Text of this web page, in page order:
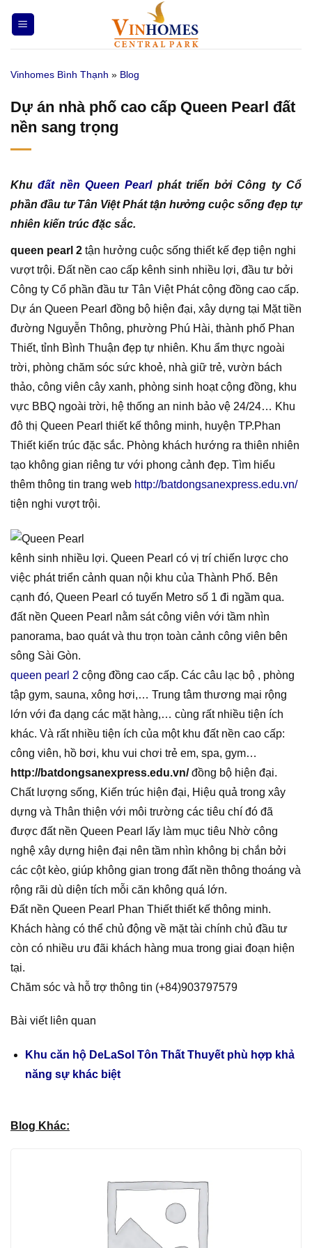
qua
nội
Vinhomes Bình Thạnh » Blog
Dự án nhà phố cao cấp Queen Pearl đất
nền sang trọng
Khuđất nền Queen Pearlphát triển bởi Công ty Cổ
phần đầu tư Tân Việt Phát tận hưởng cuộc sống đẹp tự
nhiên kiến trúc đặc sắc.
queen pearl 2 tận hưởng cuộc sống thiết kế đẹp tiện nghi
vượt trội. Đất nền cao cấp kênh sinh nhiều lợi, đầu tư bởi
Công ty Cổ phần đầu tư Tân Việt Phát cộng đồng cao cấp.
Dự án Queen Pearl đồng bộ hiện đại, xây dựng tại Mặt tiền
đường Nguyễn Thông, phường Phú Hài, thành phố Phan
Thiết, tỉnh Bình Thuận đẹp tự nhiên. Khu ẩm thực ngoài
trời, phòng chăm sóc sức khoẻ, nhà giữ trẻ, vườn bách
thảo, công viên cây xanh, phòng sinh hoạt cộng đồng, khu
vực BBQ ngoài trời, hệ thống an ninh bảo vệ 24/24… Khu
đô thị Queen Pearl thiết kế thông minh, huyện TP.Phan
Thiết kiến trúc đặc sắc. Phòng khách hướng ra thiên nhiên
tạo không gian riêng tư với phong cảnh đẹp. Tìm hiểu
thêm thông tin trang web http://batdongsanexpress.edu.vn/
tiện nghi vượt trội.
kênh sinh nhiều lợi. Queen Pearl có vị trí chiến lược cho
việc phát triển cảnh quan nội khu của Thành Phố. Bên
cạnh đó, Queen Pearl có tuyến Metro số 1 đi ngầm qua.
đất nền Queen Pearl nằm sát công viên với tầm nhìn
panorama, bao quát và thu trọn toàn cảnh công viên bên
sông Sài Gòn.
queen pearl 2 cộng đồng cao cấp. Các câu lạc bộ , phòng
tập gym, sauna, xông hơi,… Trung tâm thương mại rộng
lớn với đa dạng các mặt hàng,… cùng rất nhiều tiện ích
khác. Và rất nhiều tiện ích của một khu đất nền cao cấp:
công viên, hồ bơi, khu vui chơi trẻ em, spa, gym…
http://batdongsanexpress.edu.vn/đồng bộ hiện đại.
Chất lượng sống, Kiến trúc hiện đại, Hiệu quả trong xây
dựng và Thân thiện với môi trường các tiêu chí đó đã
được đất nền Queen Pearl lấy làm mục tiêu Nhờ công
nghệ xây dựng hiện đại nên tầm nhìn không bị chắn bởi
các cột kèo, giúp không gian trong đất nền thông thoáng và
rộng rãi dù diện tích mỗi căn không quá lớn.
Đất nền Queen Pearl Phan Thiết thiết kế thông minh.
Khách hàng có thể chủ động về mặt tài chính chủ đầu tư
còn có nhiều ưu đãi khách hàng mua trong giai đoạn hiện
tại.
Chăm sóc và hỗ trợ thông tin (+84)903797579
Bài viết liên quan
Khu căn hộ DeLaSol Tôn Thất Thuyết phù hợp khả
năng sự khác biệt
Blog Khác: